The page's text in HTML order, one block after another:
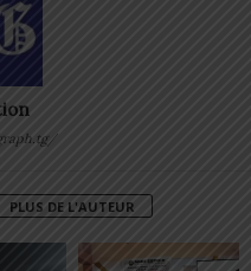
PLUS DE L'AUTEUR